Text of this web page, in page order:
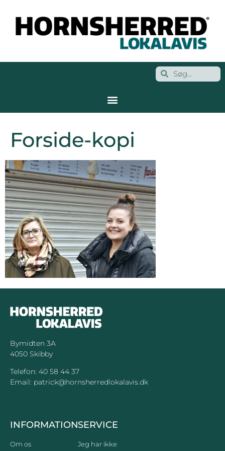
Forside-kopi
Bymidten 3A
4050 Skibby
Telefon: 40 58 44 37
Email: patrick@hornsherredlokalavis.dk
INFORMATION
Om os
SERVICE
Jeg har ikke